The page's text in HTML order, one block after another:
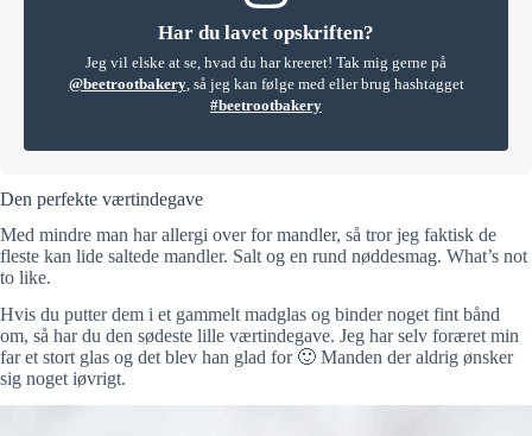
Har du lavet opskriften?
Jeg vil elske at se, hvad du har kreeret! Tak mig gerne på
@beetrootbakery, så jeg kan følge med eller brug hashtagget
#beetrootbakery
Den perfekte værtindegave
Med mindre man har allergi over for mandler, så tror jeg faktisk de
fleste kan lide saltede mandler. Salt og en rund nøddesmag. What’s not
to like.
Hvis du putter dem i et gammelt madglas og binder noget fint bånd
om, så har du den sødeste lille værtindegave. Jeg har selv foræret min
far et stort glas og det blev han glad for 🙂 Manden der aldrig ønsker
sig noget iøvrigt.